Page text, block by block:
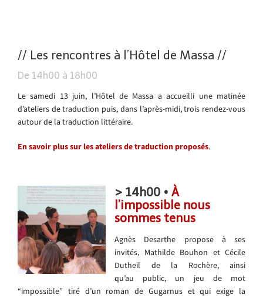
// Les rencontres à l’Hôtel de Massa //
De 14h00 à 18h00
Le samedi 13 juin, l’Hôtel de Massa a accueilli une matinée
d’ateliers de traduction puis, dans l’après-midi, trois rendez-vous
autour de la traduction littéraire.
En savoir plus sur les ateliers de traduction proposés.
> 14h00 • À
l’impossible nous
sommes tenus
Agnès Desarthe propose à ses
invités, Mathilde Bouhon et Cécile
Dutheil de la Rochère, ainsi
qu’au public, un jeu de mot
“impossible” tiré d’un roman de Gugarnus et qui exige la